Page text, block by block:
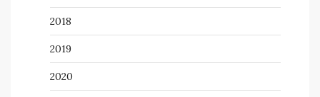
2018
2019
2020